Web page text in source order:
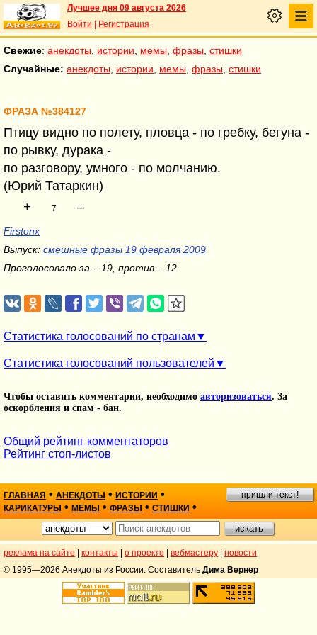
Лучшее дня 09 августа 2026
Войти
Регистрация
Свежие: анекдоты истории мемы фразы стишки
Случайные: анекдоты истории мемы фразы стишки
ФРАЗА №384127
Птицу видно по полету, пловца - по гребку, бегуна -
по рывку, дурака -
по разговору, умного - по молчанию.
(Юрий Татаркин)
+
7 –
Firstonx
Выпуск: смешные фразы 19 февраля 2009
Проголосовало за – 19, против – 12
Статистика голосований по странам
Статистика голосований пользователей
Чтобы оставить комментарии, необходимо авторизоваться. За
оскорбления и спам - бан.
Общий рейтинг комментаторов
Рейтинг стоп-листов
ГЛАВНАЯ • АНЕКДОТЫ • ИСТОРИИ •
КАРИКАТУРЫ • МЕМЫ • ФРАЗЫ • СТИШКИ •
пришли текст!
реклама на сайте контакты о проекте вебмастеру
новости
© 1995—2026 Анекдоты из России. Составитель Дима Вернер